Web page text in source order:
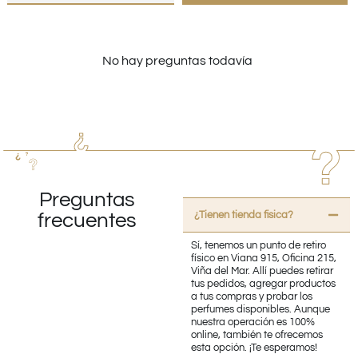
No hay preguntas todavía
Preguntas
frecuentes
¿Tienen tienda fisica?
Sí, tenemos un punto de retiro
físico en Viana 915, Oficina 215,
Viña del Mar. Allí puedes retirar
tus pedidos, agregar productos
a tus compras y probar los
perfumes disponibles. Aunque
nuestra operación es 100%
online, también te ofrecemos
esta opción. ¡Te esperamos!